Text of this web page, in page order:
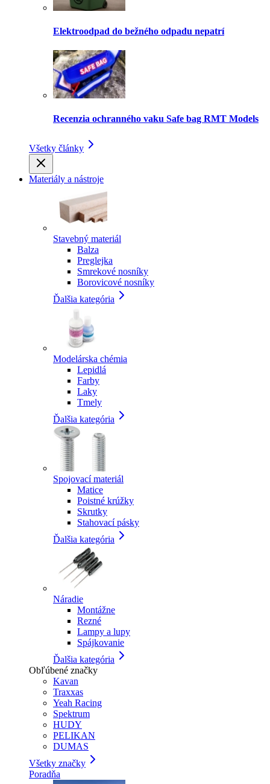
Elektroodpad do bežného odpadu nepatrí
Recenzia ochranného vaku Safe bag RMT Models
Všetky články
Materiály a nástroje
Stavebný materiál
Balza
Preglejka
Smrekové nosníky
Borovicové nosníky
Ďalšia kategória
Modelárska chémia
Lepidlá
Farby
Laky
Tmely
Ďalšia kategória
Spojovací materiál
Matice
Poistné krúžky
Skrutky
Stahovací pásky
Ďalšia kategória
Náradie
Montážne
Rezné
Lampy a lupy
Spájkovanie
Ďalšia kategória
Obľúbené značky
Kavan
Traxxas
Yeah Racing
Spektrum
HUDY
PELIKAN
DUMAS
Všetky značky
Poradňa